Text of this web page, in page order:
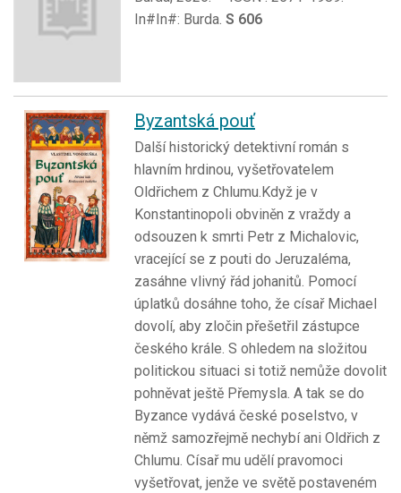
In#In#: Burda. S 606
Byzantská pouť
Další historický detektivní román s
hlavním hrdinou, vyšetřovatelem
Oldřichem z Chlumu.Když je v
Konstantinopoli obviněn z vraždy a
odsouzen k smrti Petr z Michalovic,
vracející se z pouti do Jeruzaléma,
zasáhne vlivný řád johanitů. Pomocí
úplatků dosáhne toho, že císař Michael
dovolí, aby zločin přešetřil zástupce
českého krále. S ohledem na složitou
politickou situaci si totiž nemůže dovolit
pohněvat ještě Přemysla. A tak se do
Byzance vydává české poselstvo, v
němž samozřejmě nechybí ani Oldřich z
Chlumu. Císař mu udělí pravomoci
vyšetřovat, jenže ve světě postaveném